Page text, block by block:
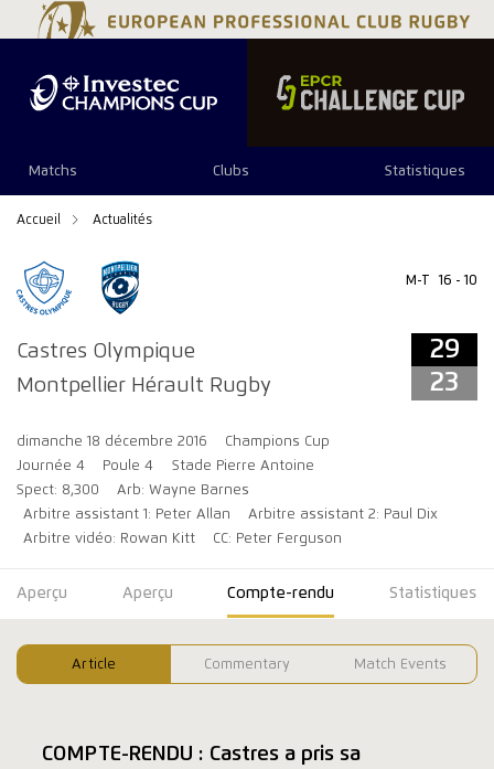
Matchs Clubs Statistiques
Accueil Actualités
Castres Olympique
Montpellier Hérault Rugby
M-T 16 - 10
29
23
dimanche 18 décembre 2016
Champions Cup
Journée 4
Poule 4
Stade Pierre Antoine
Spect: 8,300
Arb: Wayne Barnes
Arbitre assistant 1: Peter Allan
Arbitre assistant 2: Paul Dix
Arbitre vidéo: Rowan Kitt
CC: Peter Ferguson
29 23
Aperçu Aperçu Compte-rendu Statistiques
Article Commentary Match Events
COMPTE-RENDU : Castres a pris sa